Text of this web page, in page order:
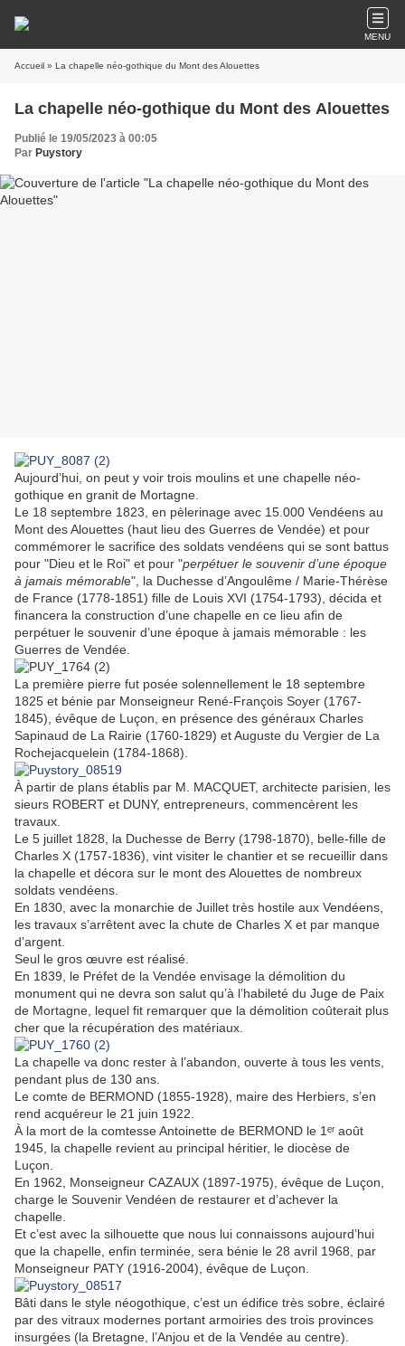
MENU
Accueil » La chapelle néo-gothique du Mont des Alouettes
La chapelle néo-gothique du Mont des Alouettes
Publié le 19/05/2023 à 00:05
Par Puystory
Aujourd’hui, on peut y voir trois moulins et une chapelle néo-
gothique en granit de Mortagne.
Le 18 septembre 1823, en pèlerinage avec 15.000 Vendéens au
Mont des Alouettes (haut lieu des Guerres de Vendée) et pour
commémorer le sacrifice des soldats vendéens qui se sont battus
pour "Dieu et le Roi" et pour "perpétuer le souvenir d’une époque
à jamais mémorable" , la Duchesse d’Angoulême / Marie-Thérèse
de France (1778-1851) fille de Louis XVI (1754-1793), décida et
financera la construction d’une chapelle en ce lieu afin de
perpétuer le souvenir d’une époque à jamais mémorable : les
Guerres de Vendée.
La première pierre fut posée solennellement le 18 septembre
1825 et bénie par Monseigneur René-François Soyer (1767-
1845), évêque de Luçon, en présence des généraux Charles
Sapinaud de La Rairie (1760-1829) et Auguste du Vergier de La
Rochejacquelein (1784-1868).
À partir de plans établis par M. MACQUET, architecte parisien, les
sieurs ROBERT et DUNY, entrepreneurs, commencèrent les
travaux.
Le 5 juillet 1828, la Duchesse de Berry (1798-1870), belle-fille de
Charles X (1757-1836), vint visiter le chantier et se recueillir dans
la chapelle et décora sur le mont des Alouettes de nombreux
soldats vendéens.
En 1830, avec la monarchie de Juillet très hostile aux Vendéens,
les travaux s’arrêtent avec la chute de Charles X et par manque
d’argent.
Seul le gros œuvre est réalisé.
En 1839, le Préfet de la Vendée envisage la démolition du
monument qui ne devra son salut qu’à l’habileté du Juge de Paix
de Mortagne, lequel fit remarquer que la démolition coûterait plus
cher que la récupération des matériaux.
La chapelle va donc rester à l’abandon, ouverte à tous les vents,
pendant plus de 130 ans.
Le comte de BERMOND (1855-1928), maire des Herbiers, s’en
rend acquéreur le 21 juin 1922.
À la mort de la comtesse Antoinette de BERMOND le 1ᵉʳ août
1945, la chapelle revient au principal héritier, le diocèse de
Luçon.
En 1962, Monseigneur CAZAUX (1897-1975), évêque de Luçon,
charge le Souvenir Vendéen de restaurer et d’achever la
chapelle.
Et c’est avec la silhouette que nous lui connaissons aujourd’hui
que la chapelle, enfin terminée, sera bénie le 28 avril 1968, par
Monseigneur PATY (1916-2004), évêque de Luçon.
Bâti dans le style néogothique, c’est un édifice très sobre, éclairé
par des vitraux modernes portant armoiries des trois provinces
insurgées (la Bretagne, l’Anjou et de la Vendée au centre).